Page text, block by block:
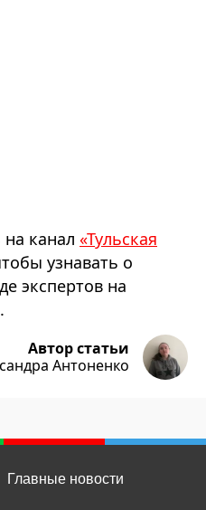
канал «Тульская
узнавать о
экспертов на
Автор статьи
Антоненко
Главные новости